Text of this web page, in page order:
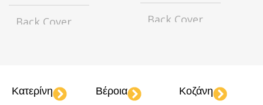
Back Cover
Black,Green Pink
Back Cover
Transparent
Κατερίνη Βέροια Κοζάνη